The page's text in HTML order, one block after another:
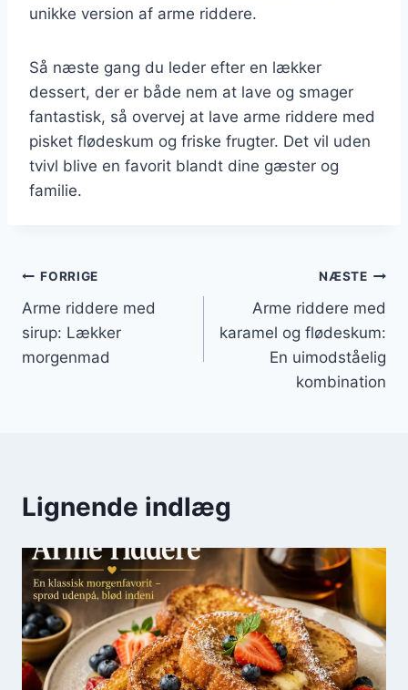
unikke version af arme riddere.
Så næste gang du leder efter en lækker
dessert, der er både nem at lave og smager
fantastisk, så overvej at lave arme riddere med
pisket flødeskum og friske frugter. Det vil uden
tvivl blive en favorit blandt dine gæster og
familie.
Indlægsnavigation
FORRIGE
Arme riddere med
sirup: Lækker
morgenmad
NÆSTE
Arme riddere med
karamel og flødeskum:
En uimodståelig
kombination
Lignende indlæg